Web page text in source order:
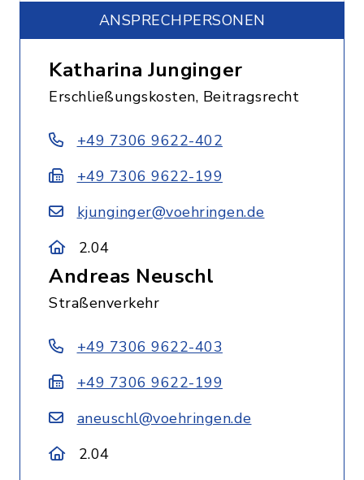
ANSPRECHPERSONEN
Katharina Junginger
Erschließungskosten, Beitragsrecht
+49 7306 9622-402
+49 7306 9622-199
kjunginger@voehringen.de
2.04
Andreas Neuschl
Straßenverkehr
+49 7306 9622-403
+49 7306 9622-199
aneuschl@voehringen.de
2.04